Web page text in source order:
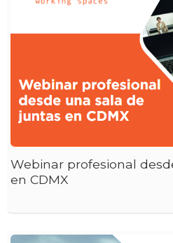
Webinar profesional
en CDMX